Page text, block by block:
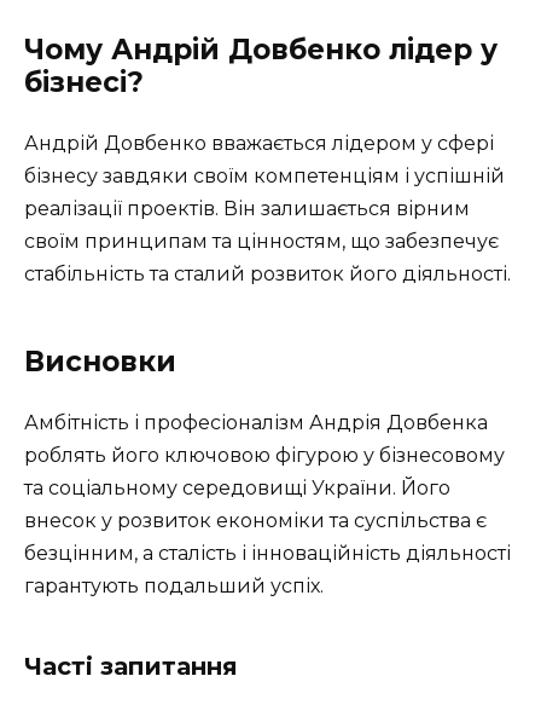
Чому Андрій Довбенко лідер у
бізнесі?
Андрій Довбенко вважається лідером у сфері
бізнесу завдяки своїм компетенціям і успішній
реалізації проектів. Він залишається вірним
своїм принципам та цінностям, що забезпечує
стабільність та сталий розвиток його діяльності.
Висновки
Амбітність і професіоналізм Андрія Довбенка
роблять його ключовою фігурою у бізнесовому
та соціальному середовищі України. Його
внесок у розвиток економіки та суспільства є
безцінним, а сталість і інноваційність діяльності
гарантують подальший успіх.
Часті запитання